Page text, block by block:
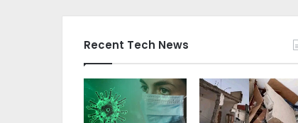
Recent Tech News